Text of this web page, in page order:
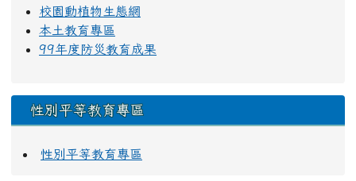
校園動植物生態網
本土教育專區
99年度防災教育成果
性別平等教育專區
性別平等教育專區